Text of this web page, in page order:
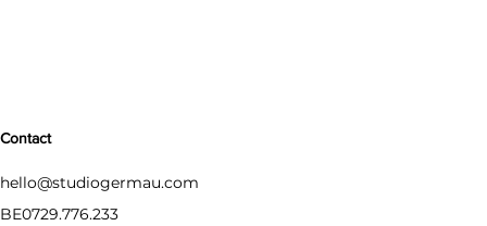
Contact
hello@studiogermau.com
BE0729.776.233